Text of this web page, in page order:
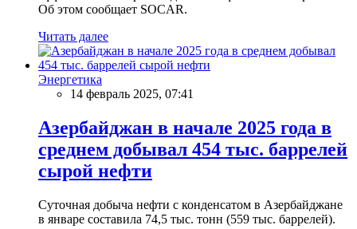
Об этом сообщает SOCAR.
Читать далее
Энергетика
14 февраль 2025, 07:41
Азербайджан в начале 2025 года в
среднем добывал 454 тыс. баррелей
сырой нефти
Суточная добыча нефти с конденсатом в Азербайджане
в январе составила 74,5 тыс. тонн (559 тыс. баррелей).